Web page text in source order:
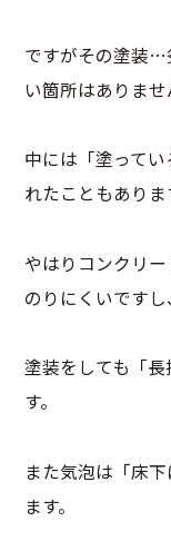
ですがその塗装…
い箇所はありませ
中には「塗って
れたこともありま
やはりコンクリ
のりにくいですし、
塗装をしても「
す。
また気泡は「床
ます。